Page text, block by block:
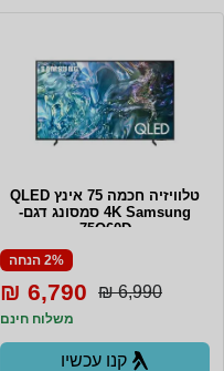
טלוויזיה חכמה 75 אינץ QLED
4K Samsung סמסונג דגם-
75Q60D
2% הנחה
6,990 ₪
6,790 ₪
משלוח חינם
קנו עכשיו